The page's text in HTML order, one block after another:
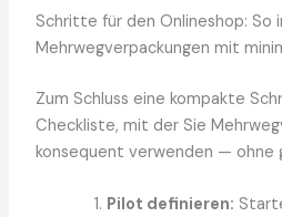
Schritte für den Onlineshop: So
Mehrwegverpackungen mit
Zum Schluss eine kompakte
Checkliste, mit der Sie
konsequent verwenden — ohne
Pilot definieren: